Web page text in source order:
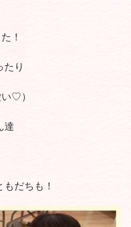
！
たり
♡）
達
だちも！